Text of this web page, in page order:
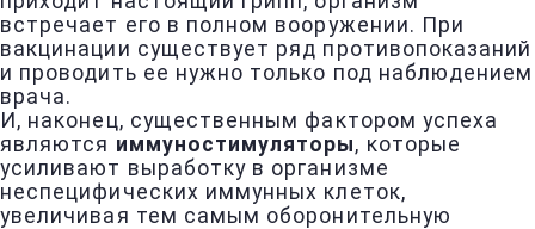
встречает его в полном вооружении. При
вакцинации существует ряд противопоказаний
и проводить ее нужно только под наблюдением
врача.
И, наконец, существенным фактором успеха
являются иммуностимуляторы, которые
усиливают выработку в организме
неспецифических иммунных клеток,
увеличивая тем самым оборонительную